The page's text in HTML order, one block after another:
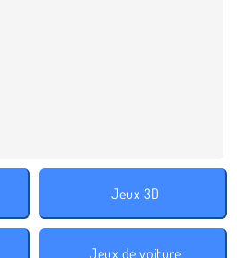
Jeux 3D
Jeux de voiture